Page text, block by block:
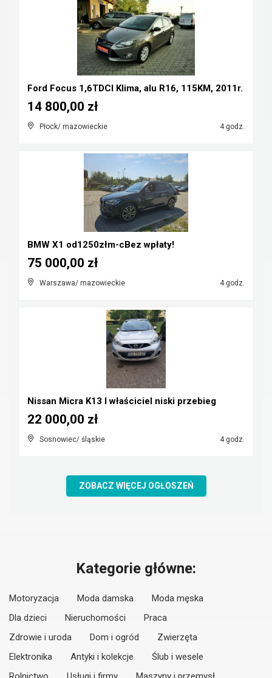
Ford Focus 1,6TDCI Klima, alu R16, 115KM, 2011r.
Płock/ mazowieckie 4 godz.
14 800,00 zł
BMW X1 od1250złm-cBez wpłaty!
Warszawa/ mazowieckie 4 godz.
75 000,00 zł
Nissan Micra K13 I właściciel niski przebieg
Sosnowiec/ śląskie 4 godz.
22 000,00 zł
ZOBACZ WIĘCEJ OGŁOSZEŃ
Kategorie główne:
Motoryzacja Moda damska
Moda męska
Dla dzieci
Nieruchomości
Praca
Zdrowie i uroda
Dom i ogród
Zwierzęta
Elektronika
Antyki i kolekcje
Ślub i wesele